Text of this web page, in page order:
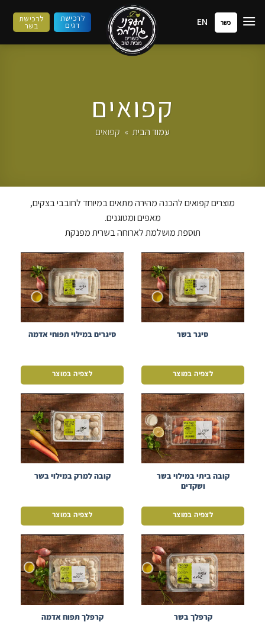
לתוכן
כשר EN לרכישת
דגים
לרכישת
בשר
קפואים
עמוד הבית » קפואים
מוצרים קפואים להכנה מהירה מתאים במיוחד לחובבי בצקים,
מאפים ומטוגנים.
תוספת מושלמת לארוחה בשרית מפנקת
סיגר בשר
לצפיה במוצר
סיגרים במילוי תפוחי אדמה
לצפיה במוצר
קובה ביתי במילוי בשר
ושקדים
לצפיה במוצר
קובה למרק במילוי בשר
לצפיה במוצר
קרפלך בשר קרפלך תפוח אדמה